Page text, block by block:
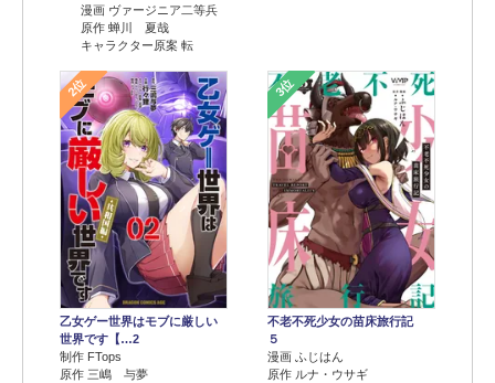
漫画 ヴァージニア二等兵
原作 蝉川 夏哉
キャラクター原案 転
2位
乙女ゲー世界はモブに厳しい
世界です【…2
制作 FTops
原作 三嶋 与夢
3位
不老不死少女の苗床旅行記
５
漫画 ふじはん
原作 ルナ・ウサギ